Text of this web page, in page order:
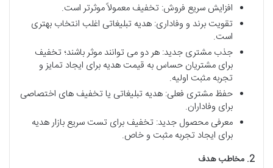
افزایش سریع فروش: تخفیف معمولاً موثرتر است.
تقویت برند و وفاداری: هدیه تبلیغاتی اغلب انتخاب بهتری
است.
جذب مشتری جدید: هر دو می توانند موثر باشند؛ تخفیف
برای مشتریان حساس به قیمت هدیه برای ایجاد تمایز و
تجربه مثبت اولیه.
حفظ مشتری فعلی: هدیه تبلیغاتی یا تخفیف های اختصاصی
برای وفاداران.
معرفی محصول جدید: تخفیف برای تست سریع بازار هدیه
برای ایجاد تجربه مثبت و خاص.
2. مخاطب هدف